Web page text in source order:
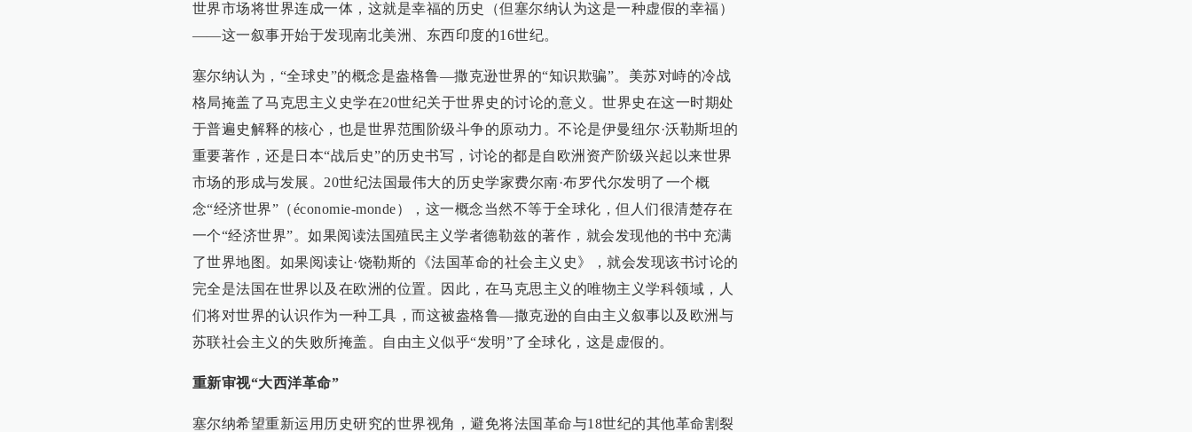
世界市场将世界连成一体，这就是幸福的历史（但塞尔纳认为这是一种虚假的幸福）
——这一叙事开始于发现南北美洲、东西印度的16世纪。
塞尔纳认为，“全球史”的概念是盎格鲁—撒克逊世界的“知识欺骗”。美苏对峙的冷战
格局掩盖了马克思主义史学在20世纪关于世界史的讨论的意义。世界史在这一时期处
于普遍史解释的核心，也是世界范围阶级斗争的原动力。不论是伊曼纽尔·沃勒斯坦的
重要著作，还是日本“战后史”的历史书写，讨论的都是自欧洲资产阶级兴起以来世界
市场的形成与发展。20世纪法国最伟大的历史学家费尔南·布罗代尔发明了一个概
念“经济世界”（économie-monde），这一概念当然不等于全球化，但人们很清楚存在
一个“经济世界”。如果阅读法国殖民主义学者德勒兹的著作，就会发现他的书中充满
了世界地图。如果阅读让·饶勒斯的《法国革命的社会主义史》，就会发现该书讨论的
完全是法国在世界以及在欧洲的位置。因此，在马克思主义的唯物主义学科领域，人
们将对世界的认识作为一种工具，而这被盎格鲁—撒克逊的自由主义叙事以及欧洲与
苏联社会主义的失败所掩盖。自由主义似乎“发明”了全球化，这是虚假的。
重新审视“大西洋革命”
塞尔纳希望重新运用历史研究的世界视角，避免将法国革命与18世纪的其他革命割裂